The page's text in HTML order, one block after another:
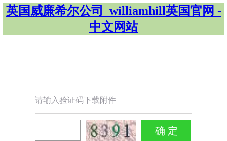
英国威廉希尔公司_williamhill英国官网 -
中文网站
请输入验证码下载附件